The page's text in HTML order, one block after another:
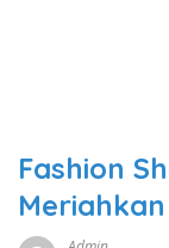
Fashion